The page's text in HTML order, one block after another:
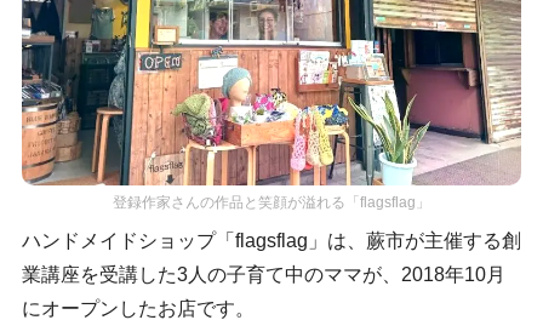
登録作家さんの作品と笑顔が溢れる「flagsflag」
ハンドメイドショップ「flagsflag」は、蕨市が主催する創
業講座を受講した3人の子育て中のママが、2018年10月
にオープンしたお店です。